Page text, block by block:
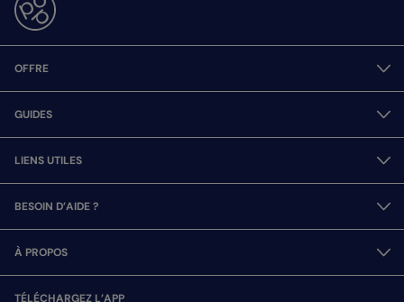
OFFRE
GUIDES
LIENS UTILES
BESOIN D’AIDE ?
À PROPOS
TÉLÉCHARGEZ L’APP